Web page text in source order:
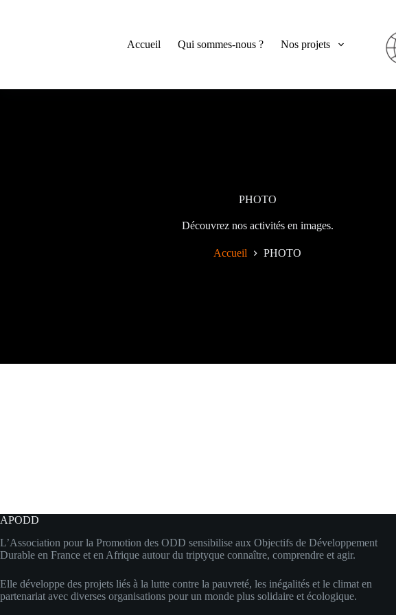
Accueil Qui sommes-nous ? Nos projets
PHOTO
Découvrez nos activités en images.
Accueil PHOTO
APODD
L’Association pour la Promotion des ODD sensibilise aux Objectifs de Développement
Durable en France et en Afrique autour du triptyque connaître, comprendre et agir.
Elle développe des projets liés à la lutte contre la pauvreté, les inégalités et le climat en
partenariat avec diverses organisations pour un monde plus solidaire et écologique.